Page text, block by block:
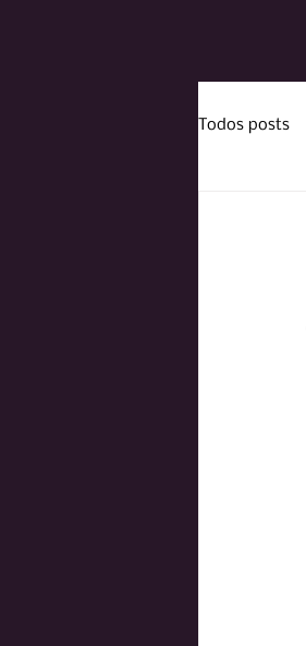
Todos posts